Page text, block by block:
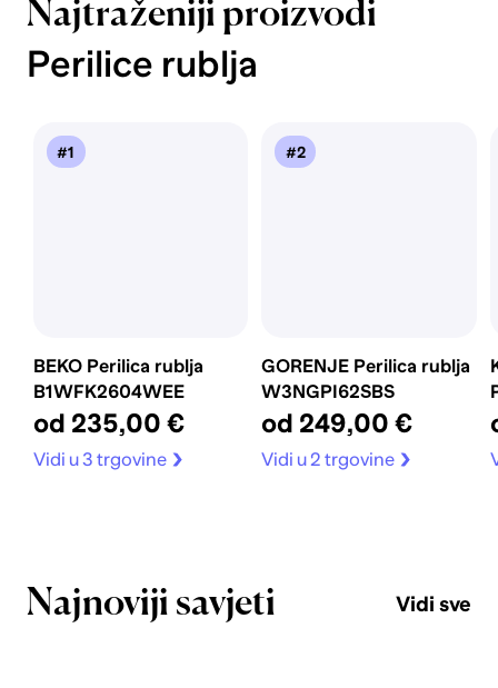
Najtraženiji proizvodi
Perilice rublja
#1
BEKO Perilica rublja
B1WFK2604WEE
od 235,00 €
Vidi u 3 trgovine
#2
GORENJE Perilica rublja
W3NGPI62SBS
od 249,00 €
Vidi u 2 trgovine
Najnoviji savjeti Vidi sve